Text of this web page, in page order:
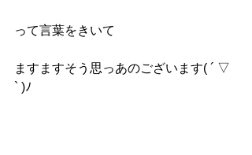
って言葉をきいて
ますますそう思っあのございます( ´ ▽
` )ﾉ